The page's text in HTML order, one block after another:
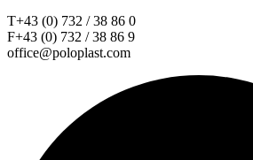
T+43 (0) 732 / 38 86 0
F+43 (0) 732 / 38 86 9
office@poloplast.com